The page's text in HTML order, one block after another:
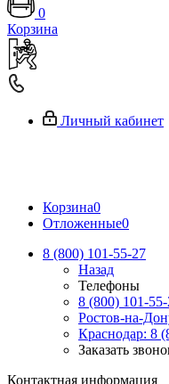
0
Корзина
Личный кабинет
Корзина0
Отложенные0
8 (800) 101-55-27
Назад
Телефоны
8 (800) 101-
Ростов-на-
Краснодар: 8
Заказать
Контактная информация